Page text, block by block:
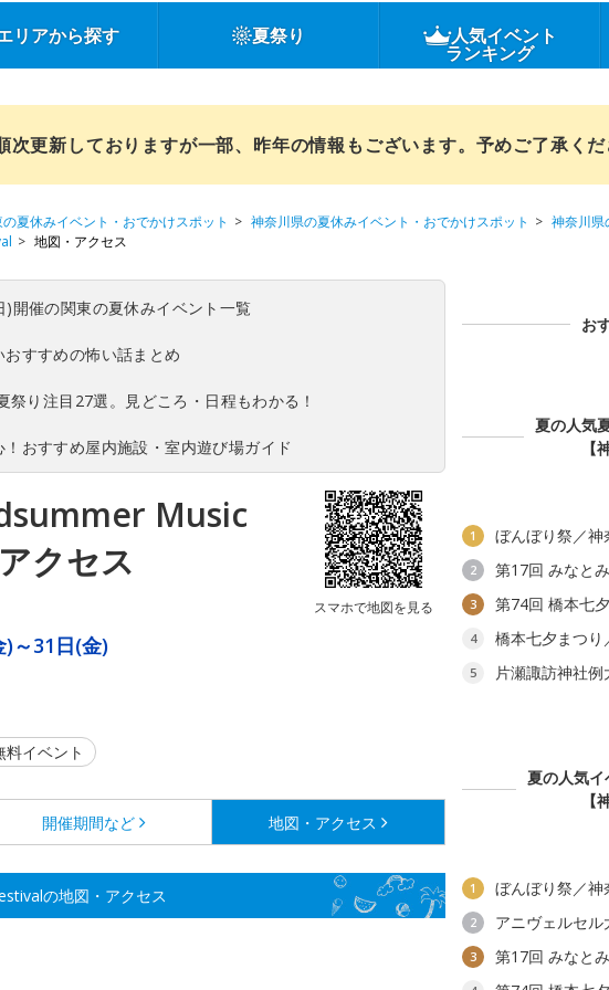
リアから探す 夏祭り 人気イベント
ランキング
次更新しておりますが一部、昨年の情報もございます。予めご了承くだ
夏休みイベント・おでかけスポット 神奈川県の夏休みイベント・おでかけスポット
神奈川県
地図・アクセス
開催の関東の夏休みイベント一覧
おすすめの怖い話まとめ
祭り注目27選。見どころ・日程もわかる！
おすすめ屋内施設・室内遊び場ガイド
Music
クセス
スマホで地図を見る
)～31日(金)
料イベント
開催期間など 地図・アクセス
の地図・アクセス
お
夏の人気
【
1 ぼんぼり祭／神
2 第17回 みなと
3 第74回 橋本七
4 橋本七夕まつり
5
片瀬諏訪神社
夏の人気
【
1 ぼんぼり祭／神
2 アニヴェルセ
3 第17回 みなと